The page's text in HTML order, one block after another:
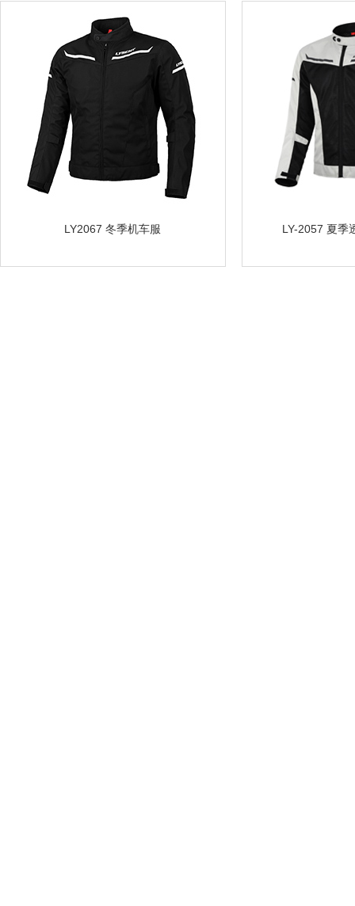
LY2067 冬季机车服 LY-2057 夏季